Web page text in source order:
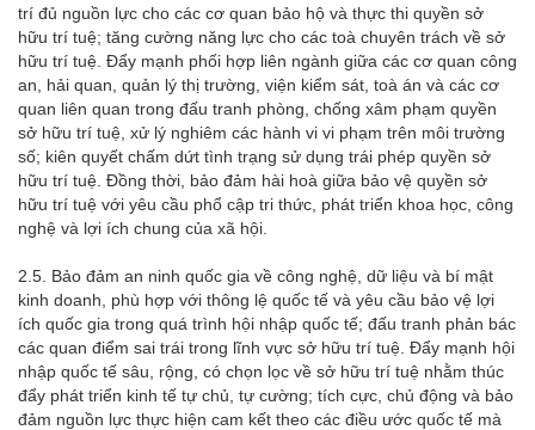
trí đủ nguồn lực cho các cơ quan bảo hộ và thực thi quyền sở
hữu trí tuệ; tăng cường năng lực cho các toà chuyên trách về sở
hữu trí tuệ. Đẩy mạnh phối hợp liên ngành giữa các cơ quan công
an, hải quan, quản lý thị trường, viện kiểm sát, toà án và các cơ
quan liên quan trong đấu tranh phòng, chống xâm phạm quyền
sở hữu trí tuệ, xử lý nghiêm các hành vi vi phạm trên môi trường
số; kiên quyết chấm dứt tình trạng sử dụng trái phép quyền sở
hữu trí tuệ. Đồng thời, bảo đảm hài hoà giữa bảo vệ quyền sở
hữu trí tuệ với yêu cầu phổ cập tri thức, phát triển khoa học, công
nghệ và lợi ích chung của xã hội.
2.5. Bảo đảm an ninh quốc gia về công nghệ, dữ liệu và bí mật
kinh doanh, phù hợp với thông lệ quốc tế và yêu cầu bảo vệ lợi
ích quốc gia trong quá trình hội nhập quốc tế; đấu tranh phản bác
các quan điểm sai trái trong lĩnh vực sở hữu trí tuệ. Đẩy mạnh hội
nhập quốc tế sâu, rộng, có chọn lọc về sở hữu trí tuệ nhằm thúc
đẩy phát triển kinh tế tự chủ, tự cường; tích cực, chủ động và bảo
đảm nguồn lực thực hiện cam kết theo các điều ước quốc tế mà